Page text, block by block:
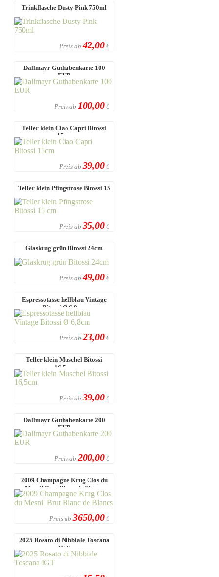
Trinkflasche Dusty Pink 750ml
Preis ab 42,00 €
Dallmayr Guthabenkarte 100
EUR
Preis ab 100,00 €
Teller klein Ciao Capri Bitossi
15cm
Preis ab 39,00 €
Teller klein Pfingstrose Bitossi 15
Preis ab 35,00 €
Glaskrug grün Bitossi 24cm
Preis ab 49,00 €
Espressotasse hellblau Vintage
Bitossi Ø 6,8cm
Preis ab 23,00 €
Teller klein Muschel Bitossi
16,5cm
Preis ab 39,00 €
Dallmayr Guthabenkarte 200
EUR
Preis ab 200,00 €
2009 Champagne Krug Clos du
Mesnil Brut Blanc de Blancs
Preis ab 3650,00 €
2025 Rosato di Nibbiale Toscana
IGT